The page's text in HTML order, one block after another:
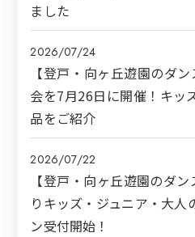
ました
2026/07/24
【登戸・向ヶ丘遊園のダ
会を7月26日に開催！キッ
品をご紹介
2026/07/22
【登戸・向ヶ丘遊園のダ
りキッズ・ジュニア・大人
ン受付開始！